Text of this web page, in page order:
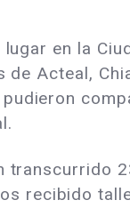
en la
Acteal,
transcurrido
recibido